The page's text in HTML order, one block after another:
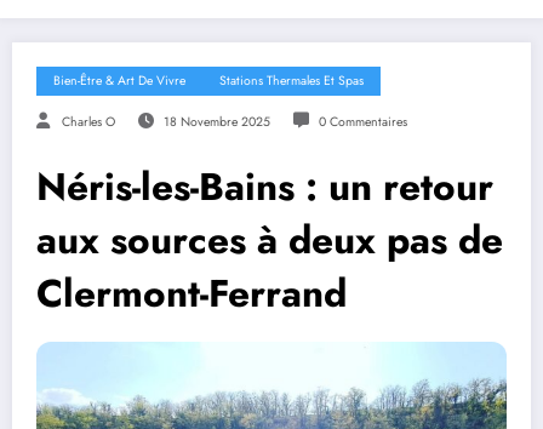
Bien-Être & Art De Vivre Stations Thermales Et Spas
Charles O 18 Novembre 2025 0 Commentaires
Néris-les-Bains : un retour
aux sources à deux pas de
Clermont-Ferrand